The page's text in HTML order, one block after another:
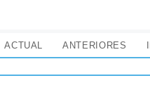
ACTUAL ANTERIORES